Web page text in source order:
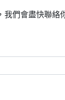
我們會盡快聯絡